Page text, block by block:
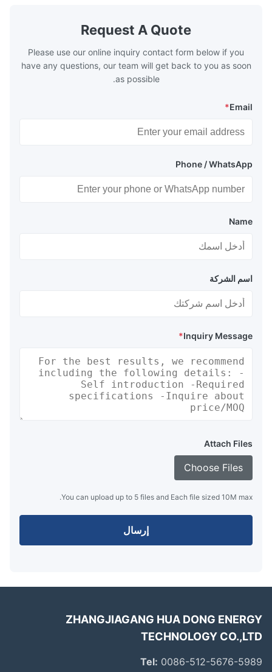
boilers is generally in the temperature
range of 200°C – 250°C, so there
Request A Quote
Please use our online inquiry contact form below if you
have any questions, our team will get back to you as soon
as possible.
Email
*
Phone / WhatsApp
Name
اسم الشركة
Inquiry Message
*
Attach Files
Choose Files
You can upload up to 5 files and Each file sized 10M max.
إرسال
ZHANGJIAGANG HUA DONG
TECHNOLOGY
Tel:0086-512-5676-